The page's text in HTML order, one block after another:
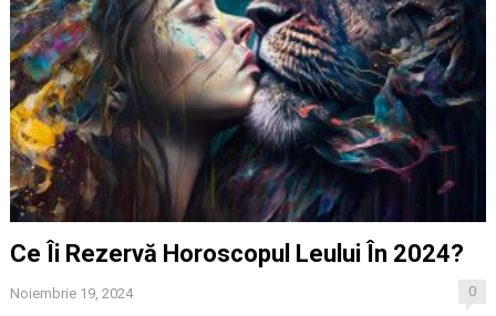
Ce Îi Rezervă Horoscopul Leului În 2024?
Noiembrie 19, 2024 0